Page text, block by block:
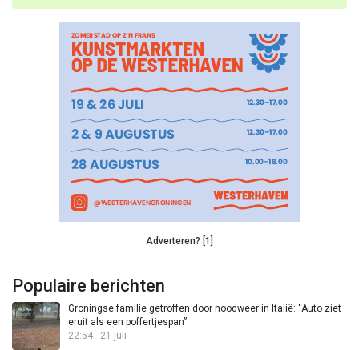
Adverteren? [1]
Populaire berichten
Groningse familie getroffen door noodweer in Italië: “Auto ziet
eruit als een poffertjespan”
22:54 - 21 juli